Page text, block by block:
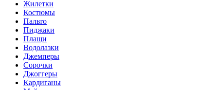
Жилетки
Костюмы
Пальто
Пиджаки
Плащи
Водолазки
Джемперы
Сорочки
Джоггеры
Кардиганы